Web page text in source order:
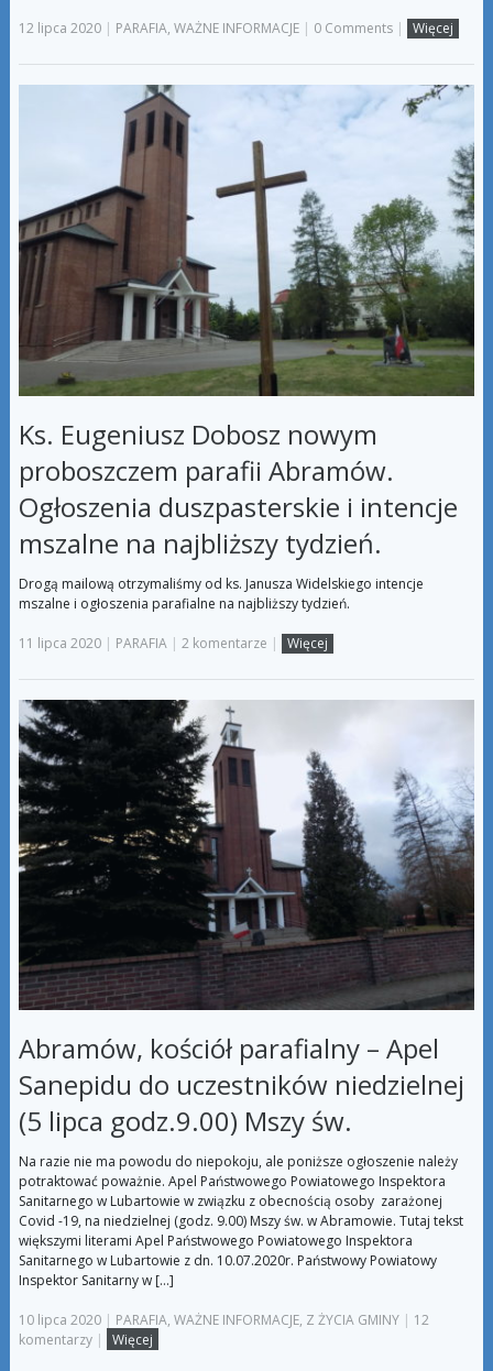
12 lipca 2020| PARAFIA, WAŻNE INFORMACJE | 0 Comments | Więcej
Ks. Eugeniusz Dobosz nowym
proboszczem parafii Abramów.
Ogłoszenia duszpasterskie i intencje
mszalne na najbliższy tydzień.
Drogą mailową otrzymaliśmy od ks. Janusza Widelskiego intencje
mszalne i ogłoszenia parafialne na najbliższy tydzień.
11 lipca 2020| PARAFIA | 2 komentarze | Więcej
Abramów, kościół parafialny – Apel
Sanepidu do uczestników niedzielnej
(5 lipca godz.9.00) Mszy św.
Na razie nie ma powodu do niepokoju, ale poniższe ogłoszenie należy
potraktować poważnie. Apel Państwowego Powiatowego Inspektora
Sanitarnego w Lubartowie w związku z obecnością osoby zarażonej
Covid -19, na niedzielnej (godz. 9.00) Mszy św. w Abramowie. Tutaj tekst
większymi literami Apel Państwowego Powiatowego Inspektora
Sanitarnego w Lubartowie z dn. 10.07.2020r. Państwowy Powiatowy
Inspektor Sanitarny w […]
10 lipca 2020| PARAFIA, WAŻNE INFORMACJE, Z ŻYCIA GMINY | 12
komentarzy | Więcej